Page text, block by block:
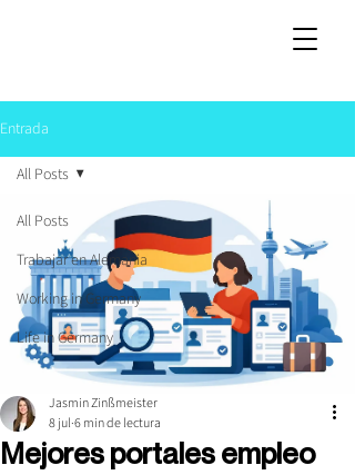
Entrada
All Posts
Trabajar en Alemania
Working in Germany
Life in Germany
All Posts
Mejores portales empleo
Jasmin Zinßmeister
8 jul 6 min de lectura